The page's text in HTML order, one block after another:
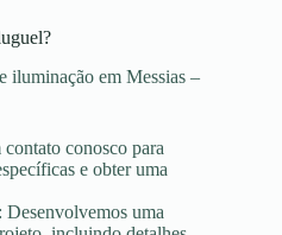
iluminação em Messias –
contato conosco para
e obter uma
: Desenvolvemos uma